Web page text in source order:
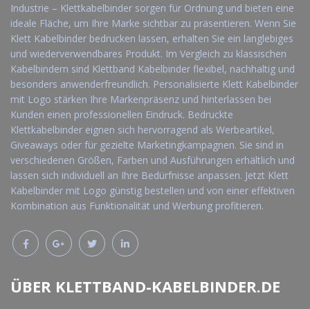
Industrie – Klettkabelbinder sorgen für Ordnung und bieten eine
ideale Fläche, um Ihre Marke sichtbar zu präsentieren. Wenn Sie
Klett Kabelbinder bedrucken lassen, erhalten Sie ein langlebiges
und wiederverwendbares Produkt. Im Vergleich zu klassischen
Kabelbindern sind Klettband Kabelbinder flexibel, nachhaltig und
besonders anwenderfreundlich. Personalisierte Klett Kabelbinder
mit Logo stärken Ihre Markenpräsenz und hinterlassen bei
Kunden einen professionellen Eindruck. Bedruckte
Klettkabelbinder eignen sich hervorragend als Werbeartikel,
Giveaways oder für gezielte Marketingkampagnen. Sie sind in
verschiedenen Größen, Farben und Ausführungen erhältlich und
lassen sich individuell an Ihre Bedürfnisse anpassen. Jetzt Klett
Kabelbinder mit Logo günstig bestellen und von einer effektiven
Kombination aus Funktionalität und Werbung profitieren.
ÜBER KLETTBAND-KABELBINDER.DE